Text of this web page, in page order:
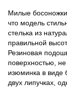
Милые
что модель
стелька из
правильной
Резиновая
поверхностью,
изюминка в виде
двух липучках,